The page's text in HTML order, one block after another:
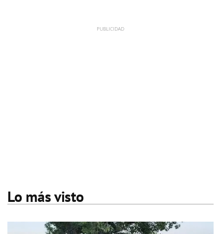
Lo más visto